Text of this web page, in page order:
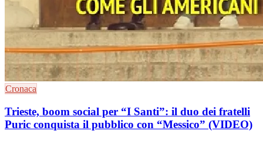
Cronaca
Trieste, boom social per “I Santi”: il duo dei fratelli
Puric conquista il pubblico con “Messico” (VIDEO)